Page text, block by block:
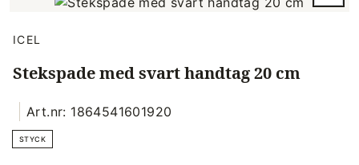
ICEL
Stekspade med svart handtag 20 cm
Art.nr: 1864541601920
STYCK